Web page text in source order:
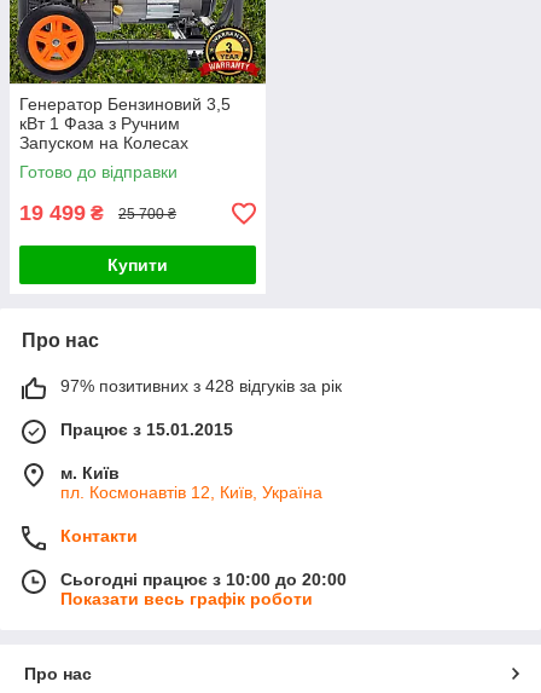
Генератор Бензиновий 3,5
кВт 1 Фаза з Ручним
Запуском на Колесах
Kraft&Dele KD695 3500 Вт
Електрогенератор з AVR
220В
Готово до відправки
19 499 ₴ 25 700 ₴
Купити
Про нас
97% позитивних з 428 відгуків за рік
Працює з 15.01.2015
м. Київ
пл. Космонавтів 12, Київ, Україна
Контакти
Сьогодні працює з 10:00 до 20:00
Показати весь графік роботи
Про нас